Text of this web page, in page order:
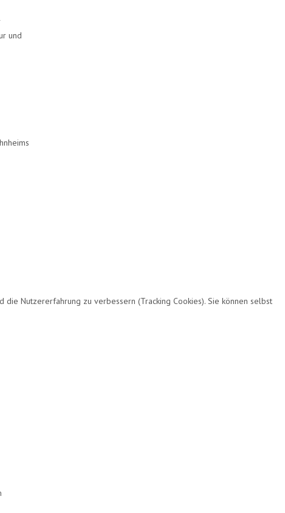
und
Nutzererfahrung zu verbessern (Tracking Cookies). Sie können selbst